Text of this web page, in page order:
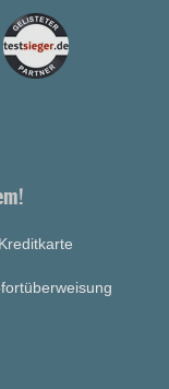
Kreditkarte